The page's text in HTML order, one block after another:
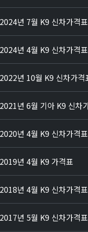
2024년 7월 K9 신차가격표
2024년 4월 K9 신차가격
2022년 10월 K9 신차가
2021년 6월 기아 K9 신차
2020년 4월 K9 신차가격
2019년 4월 K9 가격표
2018년 4월 K9 신차가격
2017년 5월 K9 신차가격